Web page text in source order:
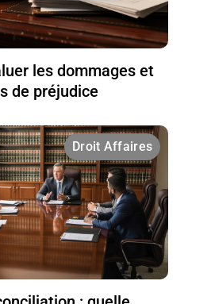
les dommages et
de préjudice
Droit Affaires